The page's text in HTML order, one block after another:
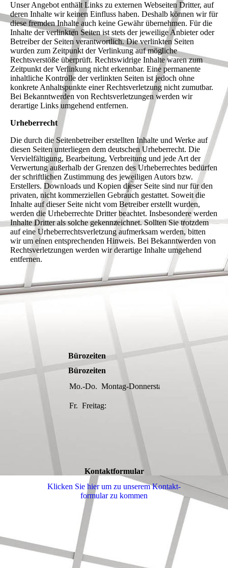
Unser Angebot enthält Links zu externen Webseiten Dritter, auf
deren Inhalte wir keinen Einfluss haben. Deshalb können wir für
diese fremden Inhalte auch keine Gewähr übernehmen. Für die
Inhalte der verlinkten Seiten ist stets der jeweilige Anbieter oder
Betreiber der Seiten verantwortlich. Die verlinkten Seiten
wurden zum Zeitpunkt der Verlinkung auf mögliche
Rechtsverstöße überprüft. Rechtswidrige Inhalte waren zum
Zeitpunkt der Verlinkung nicht erkennbar. Eine permanente
inhaltliche Kontrolle der verlinkten Seiten ist jedoch ohne
konkrete Anhaltspunkte einer Rechtsverletzung nicht zumutbar.
Bei Bekanntwerden von Rechtsverletzungen werden wir
derartige Links umgehend entfernen.
Urheberrecht
Die durch die Seitenbetreiber erstellten Inhalte und Werke auf
diesen Seiten unterliegen dem deutschen Urheberrecht. Die
Vervielfältigung, Bearbeitung, Verbreitung und jede Art der
Verwertung außerhalb der Grenzen des Urheberrechtes bedürfen
der schriftlichen Zustimmung des jeweiligen Autors bzw.
Erstellers. Downloads und Kopien dieser Seite sind nur für den
privaten, nicht kommerziellen Gebrauch gestattet. Soweit die
Inhalte auf dieser Seite nicht vom Betreiber erstellt wurden,
werden die Urheberrechte Dritter beachtet. Insbesondere werden
Inhalte Dritter als solche gekennzeichnet. Sollten Sie trotzdem
auf eine Urheberrechtsverletzung aufmerksam werden, bitten
wir um einen entsprechenden Hinweis. Bei Bekanntwerden von
Rechtsverletzungen werden wir derartige Inhalte umgehend
entfernen.
Bürozeiten
Bürozeiten
Mo.-Do. Montag-Donnerstag:
Fr. Freitag:
Kontaktformular
Klicken Sie hier um zu unserem Kon­takt­
for­mu­lar zu kommen